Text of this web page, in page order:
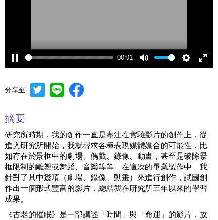
Pause
00:01
Mute Settings
分享至
摘要
研究所時期，我的創作一直是專注在實驗影片的創作上，從
進入研究所開始，我就尋求各種表現媒體媒合的可能性，比
如存在於景框中的劇場、偶戲、錄像、動畫，甚至是破除景
框限制的雕塑或舞蹈、音樂等等，在這次的畢業製作中，我
針對了其中幾項（劇場、錄像、動畫）來進行創作，試圖創
作出一個形式豐富的影片，總結我在研究所三年以來的學習
成果。
《古老的催眠》是一部講述「時間」與「命運」的影片，故